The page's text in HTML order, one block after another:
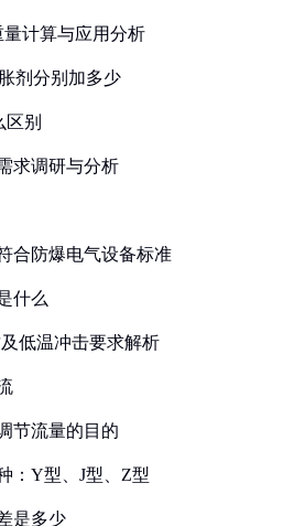
量计算与应用分析
剂分别加多少
区别
求调研与分析
合防爆电气设备标准
什么
低温冲击要求解析
节流量的目的
：Y型、J型、Z型
是多少